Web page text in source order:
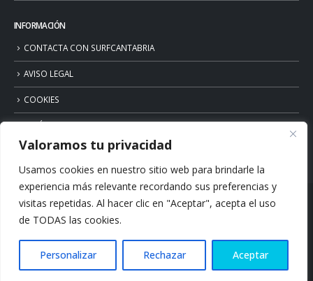
Valoramos tu privacidad
Usamos cookies en nuestro sitio web para brindarle la
experiencia más relevante recordando sus preferencias y
visitas repetidas. Al hacer clic en "Aceptar", acepta el uso
de TODAS las cookies.
Personalizar Rechazar Aceptar
INFORMACIÓN
CONTACTA CON SURFCANTABRIA
AVISO LEGAL
COOKIES
POLÍTICA DE PRIVACIDAD
© Copyright 2026. Surfcantabria.com. All Rights Reserved.